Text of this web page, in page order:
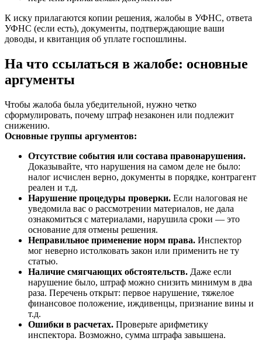
К иску прилагаются копии решения, жалобы в УФНС, ответа
УФНС (если есть), документы, подтверждающие ваши
доводы, и квитанция об уплате госпошлины.
На что ссылаться в жалобе: основные
аргументы
Чтобы жалоба была убедительной, нужно четко
сформулировать, почему штраф незаконен или подлежит
снижению.
Основные группы аргументов:
Отсутствие события или состава правонарушения.
Доказывайте, что нарушения на самом деле не было:
налог исчислен верно, документы в порядке, контрагент
реален и т.д.
Нарушение процедуры проверки. Если налоговая не
уведомила вас о рассмотрении материалов, не дала
ознакомиться с материалами, нарушила сроки — это
основание для отмены решения.
Неправильное применение норм права. Инспектор
мог неверно истолковать закон или применить не ту
статью.
Наличие смягчающих обстоятельств. Даже если
нарушение было, штраф можно снизить минимум в два
раза. Перечень открыт: первое нарушение, тяжелое
финансовое положение, иждивенцы, признание вины и
т.д.
Ошибки в расчетах. Проверьте арифметику
инспектора. Возможно, сумма штрафа завышена.